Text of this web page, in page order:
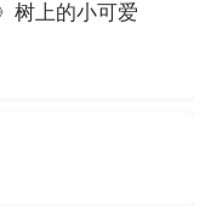
树上的小可爱